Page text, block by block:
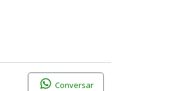
Conversar